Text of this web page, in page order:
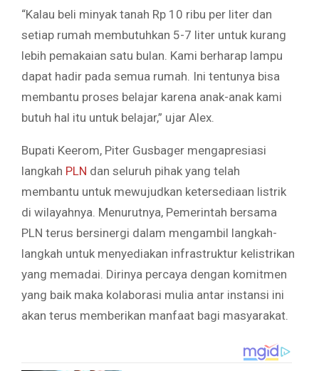
“Kalau beli minyak tanah Rp 10 ribu per liter dan
setiap rumah membutuhkan 5-7 liter untuk kurang
lebih pemakaian satu bulan. Kami berharap lampu
dapat hadir pada semua rumah. Ini tentunya bisa
membantu proses belajar karena anak-anak kami
butuh hal itu untuk belajar,” ujar Alex.
Bupati Keerom, Piter Gusbager mengapresiasi
langkah PLN dan seluruh pihak yang telah
membantu untuk mewujudkan ketersediaan listrik
di wilayahnya. Menurutnya, Pemerintah bersama
PLN terus bersinergi dalam mengambil langkah-
langkah untuk menyediakan infrastruktur kelistrikan
yang memadai. Dirinya percaya dengan komitmen
yang baik maka kolaborasi mulia antar instansi ini
akan terus memberikan manfaat bagi masyarakat.